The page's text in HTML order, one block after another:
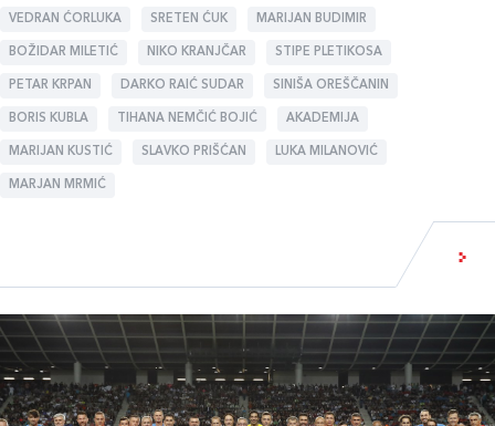
VEDRAN ĆORLUKA SRETEN ĆUK MARIJAN BUDIMIR
BOŽIDAR MILETIĆ NIKO KRANJČAR STIPE PLETIKOSA
PETAR KRPAN DARKO RAIĆ SUDAR SINIŠA OREŠČANIN
BORIS KUBLA TIHANA NEMČIĆ BOJIĆ AKADEMIJA
MARIJAN KUSTIĆ SLAVKO PRIŠĆAN LUKA MILANOVIĆ
MARJAN MRMIĆ